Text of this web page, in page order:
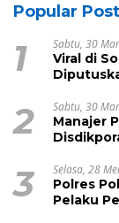
Popular Post
1 Sabtu, 30
Viral di
2 Sabtu, 30
Manajer
3 Selasa, 28
Polres
Pelaku